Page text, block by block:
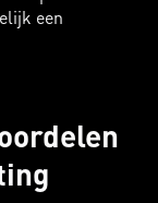
een